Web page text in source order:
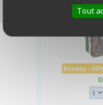
Promo -
Tout